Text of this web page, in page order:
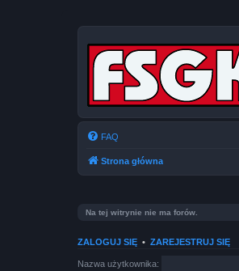
FAQ
Strona główna
Na tej witrynie nie ma forów.
ZALOGUJ SIĘ • ZAREJESTRUJ SIĘ
Nazwa użytkownika: